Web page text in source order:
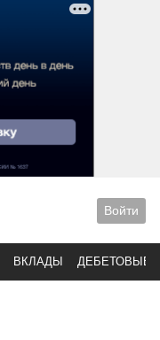
Войти
ВКЛАДЫ ДЕБЕТОВЫЕ